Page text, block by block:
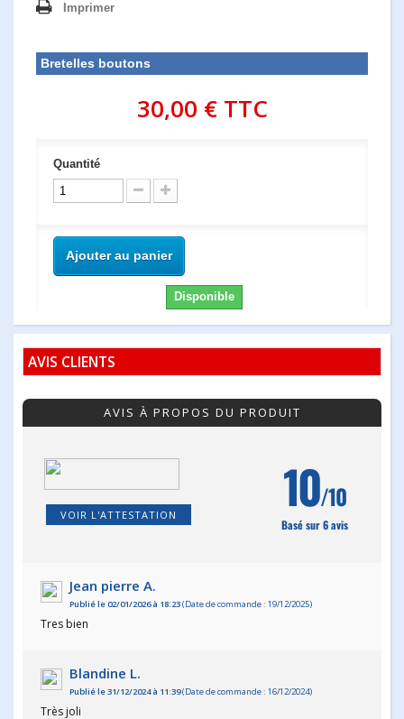
Imprimer
Bretelles boutons
30,00 €TTC
Quantité
Ajouter au panier
Disponible
AVIS CLIENTS
AVIS À PROPOS DU PRODUIT
VOIR L'ATTESTATION 10/10
Basé sur 6 avis
Jean pierre A.
Publié le 02/01/2026 à 18:23(Date de commande : 19/12/2025)
Tres bien
Blandine L.
Publié le 31/12/2024 à 11:39(Date de commande : 16/12/2024)
Très joli